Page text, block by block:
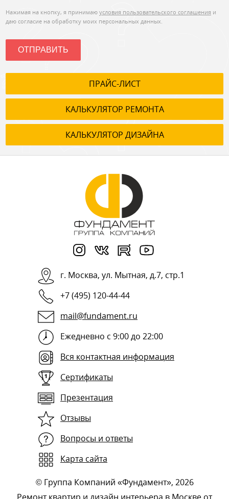
Нажимая на кнопку, я принимаю условия пользовательского соглашения и
даю согласие на обработку моих персональных данных.
ОТПРАВИТЬ
ПРАЙС-ЛИСТ
КАЛЬКУЛЯТОР РЕМОНТА
КАЛЬКУЛЯТОР ДИЗАЙНА
г. Москва, ул. Мытная, д.7, стр.1
+7 (495) 120-44-44
mail@fundament.ru
Ежедневно с 9:00 до 22:00
Вся контактная информация
Сертификаты
Презентация
Отзывы
Вопросы и ответы
Карта сайта
© Группа Компаний «Фундамент», 2026